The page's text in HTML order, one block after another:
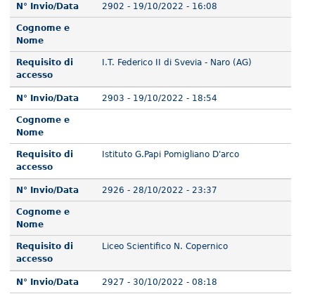
N° Invio/Data 2902 - 19/10/2022 - 16:08
Cognome e
Nome
Requisito di
accesso
I.T. Federico II di Svevia - Naro (AG)
N° Invio/Data 2903 - 19/10/2022 - 18:54
Cognome e
Nome
Requisito di
accesso
Istituto G.Papi Pomigliano D'arco
N° Invio/Data 2926 - 28/10/2022 - 23:37
Cognome e
Nome
Requisito di
accesso
Liceo Scientifico N. Copernico
N° Invio/Data 2927 - 30/10/2022 - 08:18